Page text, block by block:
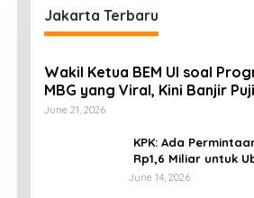
Jakarta Terbaru
Wakil Ketua BEM UI soal
MBG yang Viral, Kini Banjir
Poin Kritik Fatimah Azzahra
June 21, 2026
KPK: Ada
Rp1,6 Miliar untuk
Audit di Muara Enim
June 14, 2026